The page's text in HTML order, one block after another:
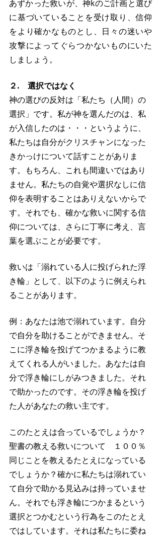
あずかった救いが、神kのご計画と選び
に基づいていることを受け取り、信仰
をより確かなものとし、日々の迷いや
攻撃によってぐらつかないものにいた
しましょう。
２.　選択ではなく
神の選びの反対は「私たち（人間）の
選択」です。私が神を選んだのは、私
が入信したのは・・・というように、
私たちは自分がクリスチャンになった
きかっけについて話すことがありま
す。もちろん、これも間違いではあり
ません。私たちの自覚や選択なしに信
仰を表明することはありえないからで
す。それでも、確かな救いに関する信
仰については、さらに丁寧に考え、言
葉を選ぶことが必要です。
救いは「溺れている人に投げられた浮
き輪」として、以下のように例えられ
ることがあります。
例：あなたは池で溺れています。自分
で自分を助けることができません。そ
こに浮き輪を投げてつかまるように教
えてくれる人がいました。あなたは自
分で浮き輪にしがみつきました。それ
で助かったのです。その浮き輪を投げ
た人があなたの救い主です。
このたとえは合っているでしょうか？
聖書の教える救いについて　１００％
同じことを教えるたとえになっている
でしょうか？確かに私たちは溺れてい
て自分で助かる見込みは持っていませ
ん。それでも浮き輪につかまるという
選択とつかむという行為をこのたとえ
ではしています。それは私たちに委ね